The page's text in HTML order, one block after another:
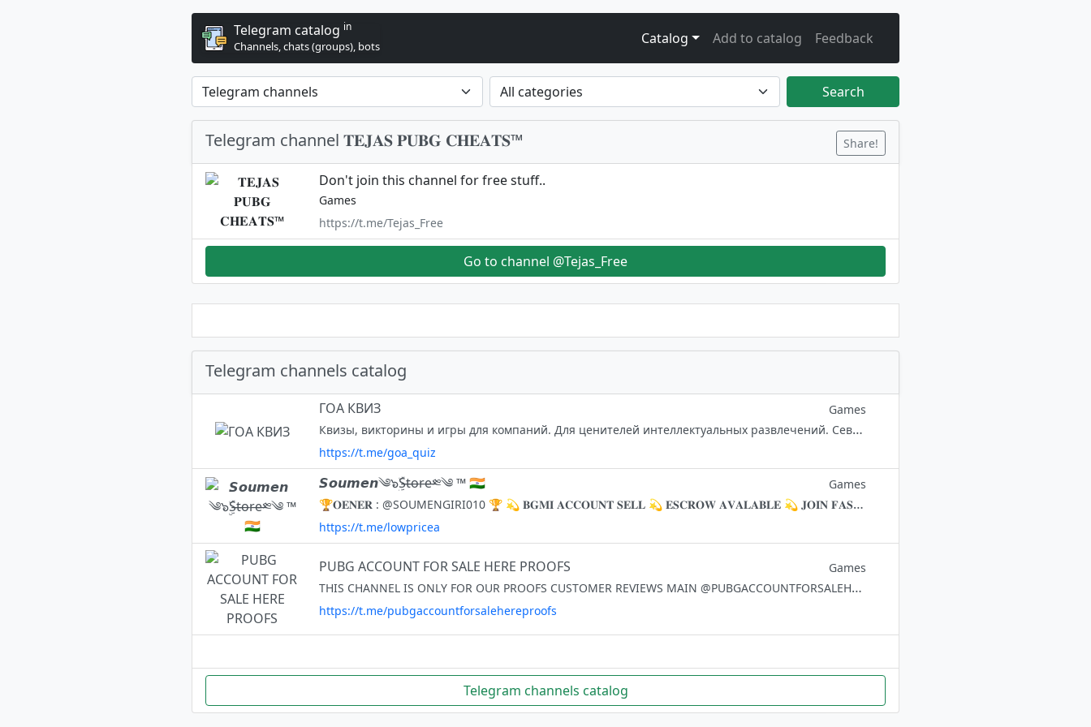
Telegram catalog in
Channels, chats (groups), bots Catalog Add to catalog Feedback
Search
Telegram channel 𝐓𝐄𝐉𝐀𝐒 𝐏𝐔𝐁𝐆 𝐂𝐇𝐄𝐀𝐓𝐒™ Share!
Don't join this channel for free stuff..
Games
https://t.me/Tejas_Free
Go to channel @Tejas_Free
Telegram channels catalog
ГОА КВИЗ Games
Квизы, викторины и игры для компаний. Для ценителей интеллектуальных развлечений. Северный Гоа. #анонс - анонсы игр #вопрос_дня - вопросы, задачи, загадки и т.п. #фото_игр - фото с прошедших игр https://www.instagram.com/go
https://t.me/goa_quiz
𝙎𝙤𝙪𝙢𝙚𝙣༄๖ۣۜS̶t̶o̶r̶e̶༭༄ ™ 🇮🇳 Games
🏆𝐎𝐄𝐍𝐄𝐑 : @SOUMENGIRI010 🏆 💫 𝐁𝐆𝐌𝐈 𝐀𝐂𝐂𝐎𝐔𝐍𝐓 𝐒𝐄𝐋𝐋 💫 𝐄𝐒𝐂𝐑𝐎𝐖 𝐀𝐕𝐀𝐋𝐀𝐁𝐋𝐄 💫 𝐉𝐎𝐈𝐍 𝐅𝐀𝐒𝐓 🥀 SHARE AND SUPPORT 💝🥀
https://t.me/lowpricea
PUBG ACCOUNT FOR SALE HERE PROOFS Games
THIS CHANNEL IS ONLY FOR OUR PROOFS CUSTOMER REVIEWS MAIN @PUBGACCOUNTFORSALEHERE CHANNEL SINCE 17/02/2019 ☑️ 10000+ TRUSTED DEALS 🔒 25000+ COMMUNITY 🌹 ADMINS :- @NEVERMORE119
https://t.me/pubgaccountforsalehereproofs
Telegram channels catalog